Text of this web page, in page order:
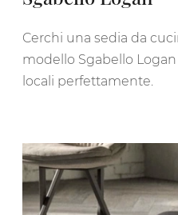
Cerchi una sedia da
modello Sgabello
locali perfettamente.